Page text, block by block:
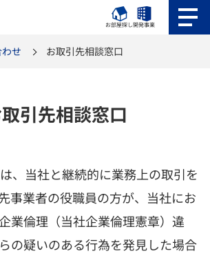
お部屋探し開発事業
せ お取引先相談窓口
引先相談窓口
、当社と継続的に業務上の取引を
事業者の役職員の方が、当社にお
業倫理（当社企業倫理憲章）違
の疑いのある行為を発見した場合